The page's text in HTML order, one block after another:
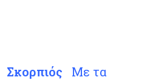
Σκορπιός Με τα